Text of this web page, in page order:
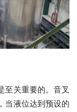
关重要的。音叉
当液位达到预设的